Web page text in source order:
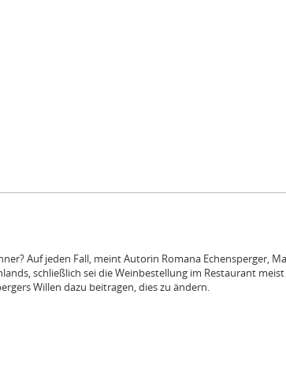
Auf jeden Fall, meint Autorin Romana Echensperger,
schließlich sei die Weinbestellung im Restaurant
Willen dazu beitragen, dies zu ändern.